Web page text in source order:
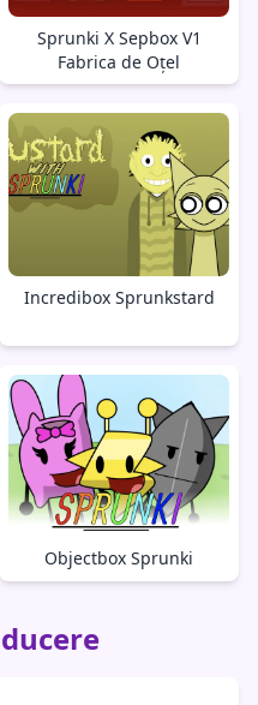
Sprunki X Sepbox V1
Fabrica de Oțel
Incredibox Sprunkstard
Objectbox Sprunki